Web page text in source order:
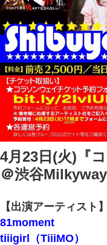
4月23日(火)『
＠渋谷
【出演アーティスト】
81moment
tiiigirl（TiiiMO）